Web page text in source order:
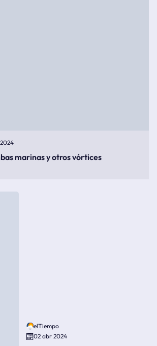
marinas y otros vórtices
elTiempo
02 abr 2024